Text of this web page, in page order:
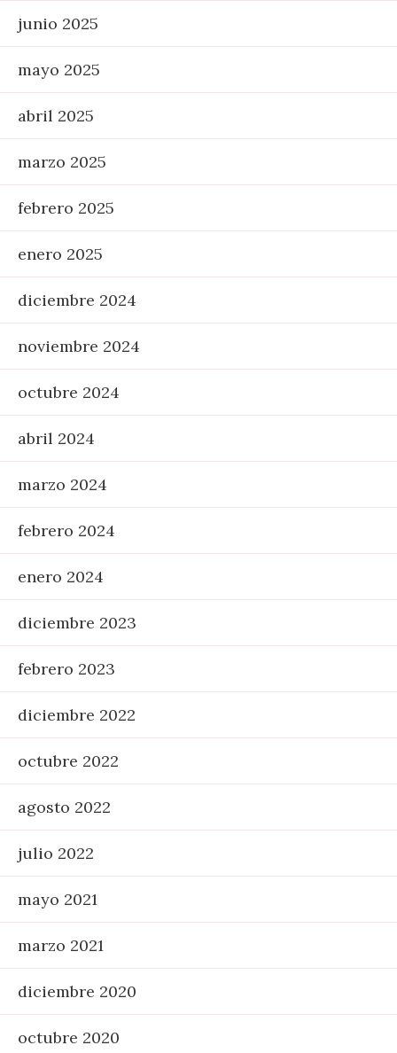
junio 2025
mayo 2025
abril 2025
marzo 2025
febrero 2025
enero 2025
diciembre 2024
noviembre 2024
octubre 2024
abril 2024
marzo 2024
febrero 2024
enero 2024
diciembre 2023
febrero 2023
diciembre 2022
octubre 2022
agosto 2022
julio 2022
mayo 2021
marzo 2021
diciembre 2020
octubre 2020